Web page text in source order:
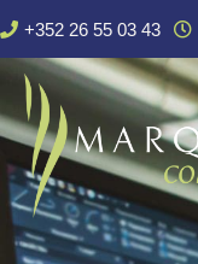
+352 26 55 03 43